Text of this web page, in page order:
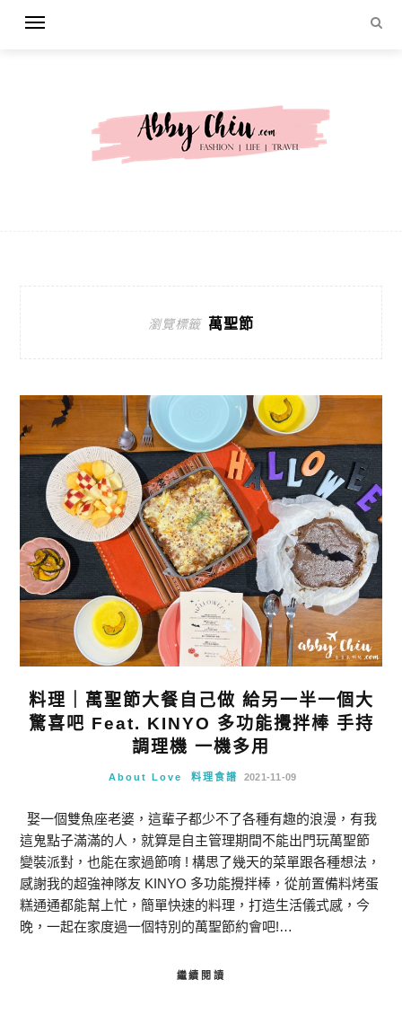
瀏覽標籤 萬聖節
料理｜萬聖節大餐自己做 給另一半一個大
驚喜吧 Feat. KINYO 多功能攪拌棒 手持
調理機 一機多用
About Love 料理食譜 2021-11-09
娶一個雙魚座老婆，這輩子都少不了各種有趣的浪漫，有我
這鬼點子滿滿的人，就算是自主管理期間不能出門玩萬聖節
變裝派對，也能在家過節唷 ! 構思了幾天的菜單跟各種想法，
感謝我的超強神隊友 KINYO 多功能攪拌棒，從前置備料烤蛋
糕通通都能幫上忙，簡單快速的料理，打造生活儀式感，今
晚，一起在家度過一個特別的萬聖節約會吧!…
繼續閱讀